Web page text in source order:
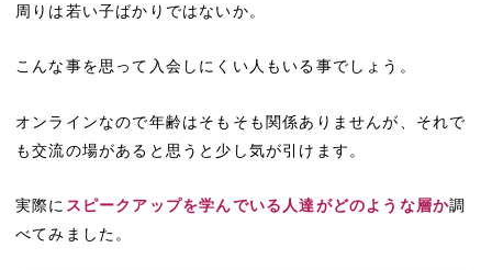
周りは若い子ばかりではないか。
こんな事を思って入会しにくい人もいる事でしょう。
オンラインなので年齢はそもそも関係ありませんが、それで
も交流の場があると思うと少し気が引けます。
実際に スピークアップを学んでいる人達がどのような層か調
べてみました。